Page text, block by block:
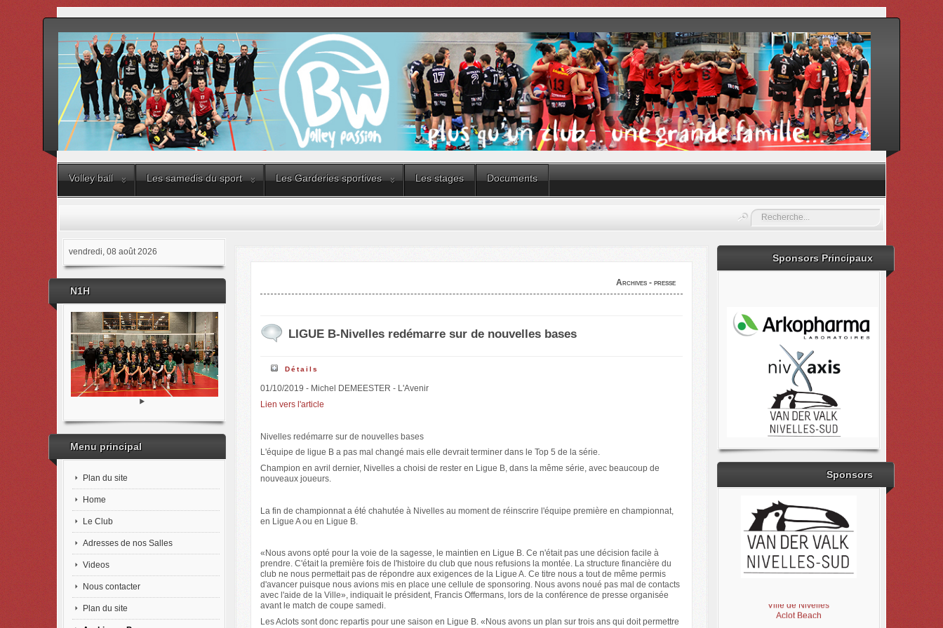
Volley ball Les samedis du sport Les Garderies sportives Les stages Documents
Rechercher
vendredi, 08 août 2026
N1H
Menu principal
Plan du site
Home
Le Club
Adresses de nos Salles
Videos
Nous contacter
Plan du site
Archives - presse
LIGUE B-Nivelles redémarre sur de nouvelles bases
Détails
01/10/2019 - Michel DEMEESTER - L'Avenir
Lien vers l'article
Nivelles redémarre sur de nouvelles bases
L'équipe de ligue B a pas mal changé mais elle devrait terminer dans le Top 5 de la série.
Champion en avril dernier, Nivelles a choisi de rester en Ligue B, dans la même série, avec beaucoup de
nouveaux joueurs.
La fin de championnat a été chahutée à Nivelles au moment de réinscrire l'équipe première en championnat,
en Ligue A ou en Ligue B.
«Nous avons opté pour la voie de la sagesse, le maintien en Ligue B. Ce n'était pas une décision facile à
prendre. C'était la première fois de l'histoire du club que nous refusions la montée. La structure financière du
club ne nous permettait pas de répondre aux exigences de la Ligue A. Ce titre nous a tout de même permis
d'avancer puisque nous avions mis en place une cellule de sponsoring. Nous avons noué pas mal de contacts
avec l'aide de la Ville», indiquait le président, Francis Offermans, lors de la conférence de presse organisée
avant le match de coupe samedi.
Les Aclots sont donc repartis pour une saison en Ligue B. «Nous avons un plan sur trois ans qui doit permettre
Sponsors Principaux
Sponsors
Ville de Nivelles
Aclot Beach